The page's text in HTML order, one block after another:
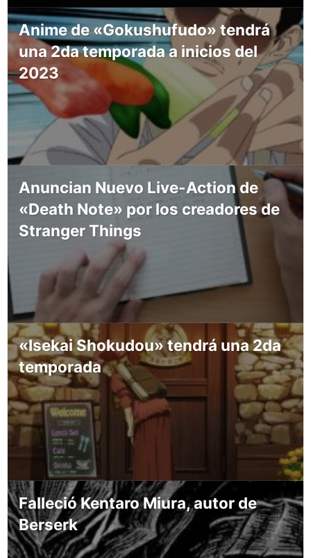
Anime de «Gokushufudo» tendrá
una 2da temporada a inicios del
2023
Anuncian Nuevo Live-Action de
«Death Note» por los creadores de
Stranger Things
«Isekai Shokudou» tendrá una 2da
temporada
Falleció Kentaro Miura, autor de
Berserk